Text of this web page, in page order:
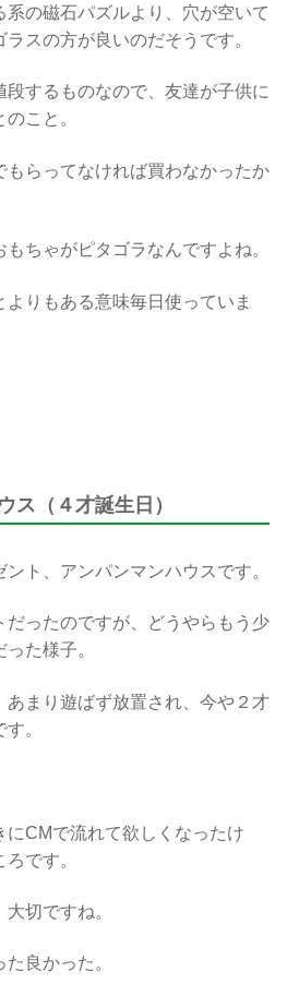
の磁石パズルより、穴が空いて
スの方が良いのだそうです。
するものなので、友達が子供に
こと。
もらってなければ買わなかったか
ちゃがピタゴラなんですよね。
りもある意味毎日使っていま
ス（４才誕生日）
ト、アンパンマンハウスです。
だったのですが、どうやらもう少
た様子。
あまり遊ばず放置され、今や２才
。
にCMで流れて欲しくなったけ
です。
切ですね。
良かった。